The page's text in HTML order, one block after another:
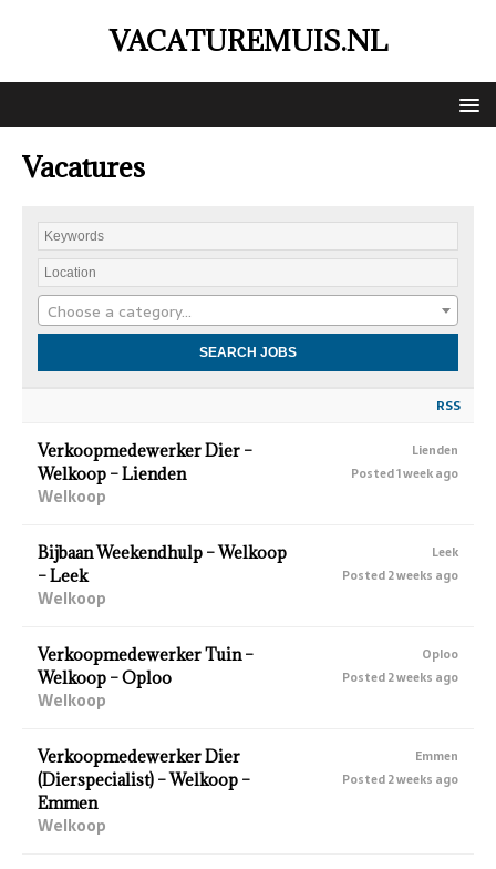
VACATUREMUIS.NL
Vacatures
Choose a category…
RSS
Verkoopmedewerker Dier –
Welkoop – Lienden
Welkoop
Lienden
Posted 1 week ago
Bijbaan Weekendhulp – Welkoop
– Leek
Welkoop
Leek
Posted 2 weeks ago
Verkoopmedewerker Tuin –
Welkoop – Oploo
Welkoop
Oploo
Posted 2 weeks ago
Verkoopmedewerker Dier
(Dierspecialist) – Welkoop –
Emmen
Welkoop
Emmen
Posted 2 weeks ago